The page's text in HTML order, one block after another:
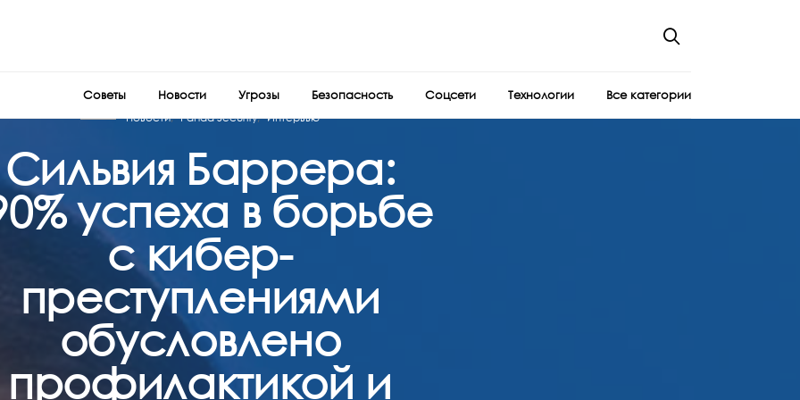
Советы Новости Угрозы Безопасность Соцсети Технологии Все категории
Новости Panda Security Интервью
Сильвия Баррера:
успеха в борьбе
с кибер-
преступлениями
обусловлено
профилактикой и